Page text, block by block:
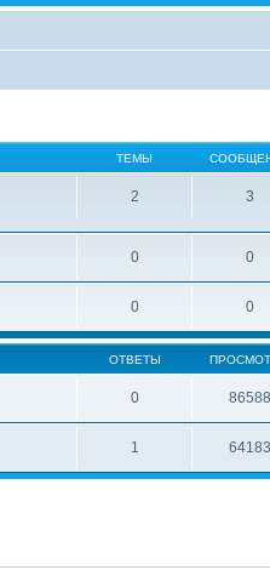
ТЕМЫ
2 3
0 0
0 0
ОТВЕТЫ
0 86588
1 64183